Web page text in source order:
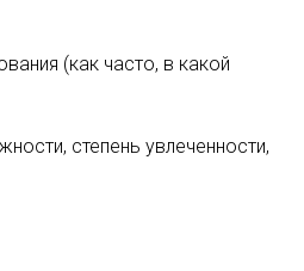
(как часто, в какой
степень увлеченности,